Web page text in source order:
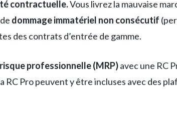
contractuelle.Vous livrez la mauvaise
dommage immatériel non consécutif
des contrats d’entrée de gamme.
professionnelle (MRP)avec une RC
Pro peuvent y être incluses avec des